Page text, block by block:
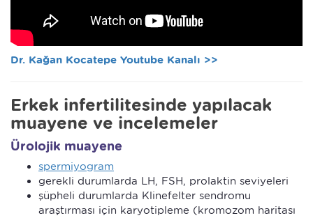
Dr. Kağan Kocatepe Youtube Kanalı >>
Erkek infertilitesinde yapılacak
muayene ve incelemeler
Ürolojik muayene
spermiyogram
gerekli durumlarda LH, FSH, prolaktin seviyeleri
şüpheli durumlarda Klinefelter sendromu
araştırması için karyotipleme (kromozom haritası